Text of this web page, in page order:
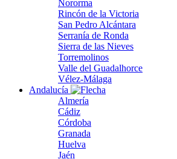
Nororma
Rincón de la Victoria
San Pedro Alcántara
Serranía de Ronda
Sierra de las Nieves
Torremolinos
Valle del Guadalhorce
Vélez-Málaga
Andalucía
Almería
Cádiz
Córdoba
Granada
Huelva
Jaén